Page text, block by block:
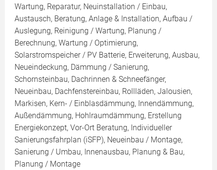
Wartung, Reparatur, Neuinstallation / Einbau,
Austausch, Beratung, Anlage & Installation, Aufbau /
Auslegung, Reinigung / Wartung, Planung /
Berechnung, Wartung / Optimierung,
Solarstromspeicher / PV Batterie, Erweiterung, Ausbau,
Neueindeckung, Dämmung / Sanierung,
Schornsteinbau, Dachrinnen & Schneefänger,
Neueinbau, Dachfenstereinbau, Rollläden, Jalousien,
Markisen, Kern- / Einblasdämmung, Innendämmung,
Außendämmung, Hohlraumdämmung, Erstellung
Energiekonzept, Vor-Ort Beratung, Individueller
Sanierungsfahrplan (iSFP), Neueinbau / Montage,
Sanierung / Umbau, Innenausbau, Planung & Bau,
Planung / Montage